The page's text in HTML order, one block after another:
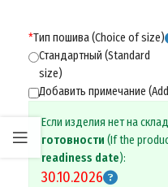
*Тип пошива (Choice of size)
Стандартный (Standard
size)
Добавить примечание
Если изделия нет на
готовности (If the
readiness date):
30.10.2026